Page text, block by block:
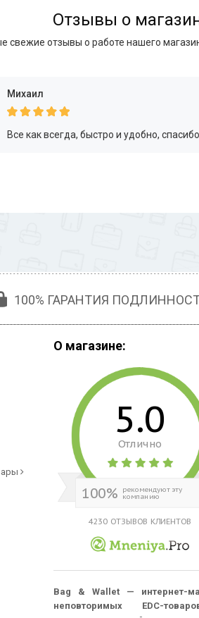
Отзывы о
свежие отзывы о работе нашего
Михаил
Все как всегда, быстро и удобно,
100% ГАРАНТИЯ
О магазине:
5.0
Отлично
100% рекомендуют эту
компанию
4230 ОТЗЫВОВ КЛИЕНТОВ
Bag & Wallet — интернет-
неповторимых EDC-